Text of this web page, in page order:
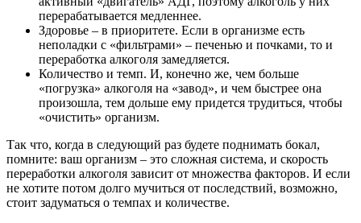
перерабатывается медленнее.
Здоровье – в приоритете. Если в организме есть
неполадки с «фильтрами» – печенью и почками, то и
переработка алкоголя замедляется.
Количество и темп. И, конечно же, чем больше
«погрузка» алкоголя на «завод», и чем быстрее она
произошла, тем дольше ему придется трудиться, чтобы
«очистить» организм.
Так что, когда в следующий раз будете поднимать бокал,
помните: ваш организм – это сложная система, и скорость
переработки алкоголя зависит от множества факторов. И если
не хотите потом долго мучиться от последствий, возможно,
стоит задуматься о темпах и количестве.